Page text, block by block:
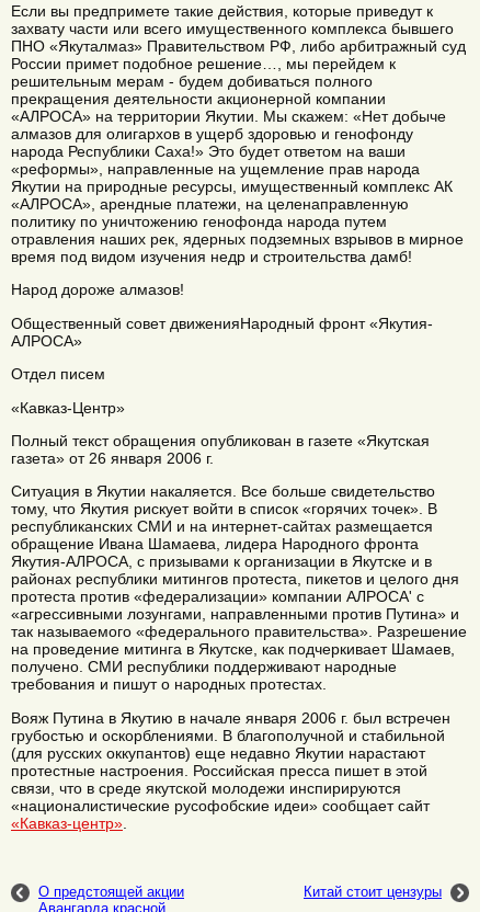
Если вы предпримете такие действия, которые приведут к
захвату части или всего имущественного комплекса бывшего
ПНО «Якуталмаз» Правительством РФ, либо арбитражный суд
России примет подобное решение…, мы перейдем к
решительным мерам - будем добиваться полного
прекращения деятельности акционерной компании
«АЛРОСА» на территории Якутии. Мы скажем: «Нет добыче
алмазов для олигархов в ущерб здоровью и генофонду
народа Республики Саха!» Это будет ответом на ваши
«реформы», направленные на ущемление прав народа
Якутии на природные ресурсы, имущественный комплекс АК
«АЛРОСА», арендные платежи, на целенаправленную
политику по уничтожению генофонда народа путем
отравления наших рек, ядерных подземных взрывов в мирное
время под видом изучения недр и строительства дамб!
Народ дороже алмазов!
Общественный совет движенияНародный фронт «Якутия-
АЛРОСА»
Отдел писем
«Кавказ-Центр»
Полный текст обращения опубликован в газете «Якутская
газета» от 26 января 2006 г.
Ситуация в Якутии накаляется. Все больше свидетельство
тому, что Якутия рискует войти в список «горячих точек». В
республиканских СМИ и на интернет-сайтах размещается
обращение Ивана Шамаева, лидера Народного фронта
Якутия-АЛРОСА, с призывами к организации в Якутске и в
районах республики митингов протеста, пикетов и целого дня
протеста против «федерализации» компании АЛРОСА' с
«агрессивными лозунгами, направленными против Путина» и
так называемого «федерального правительства». Разрешение
на проведение митинга в Якутске, как подчеркивает Шамаев,
получено. СМИ республики поддерживают народные
требования и пишут о народных протестах.
Вояж Путина в Якутию в начале января 2006 г. был встречен
грубостью и оскорблениями. В благополучной и стабильной
(для русских оккупантов) еще недавно Якутии нарастают
протестные настроения. Российская пресса пишет в этой
связи, что в среде якутской молодежи инспирируются
«националистические русофобские идеи» сообщает сайт
«Кавказ-центр»
О предстоящей акции
Авангарда красной
Китай стоит цензуры